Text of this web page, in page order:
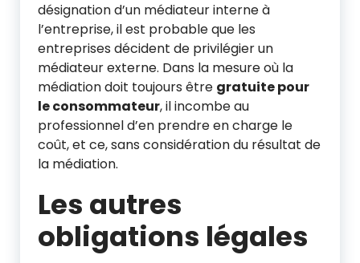
désignation d’un médiateur interne à
l’entreprise, il est probable que les
entreprises décident de privilégier un
médiateur externe. Dans la mesure où la
médiation doit toujours être gratuite pour
le consommateur, il incombe au
professionnel d’en prendre en charge le
coût, et ce, sans considération du résultat de
la médiation.
Les autres
obligations légales